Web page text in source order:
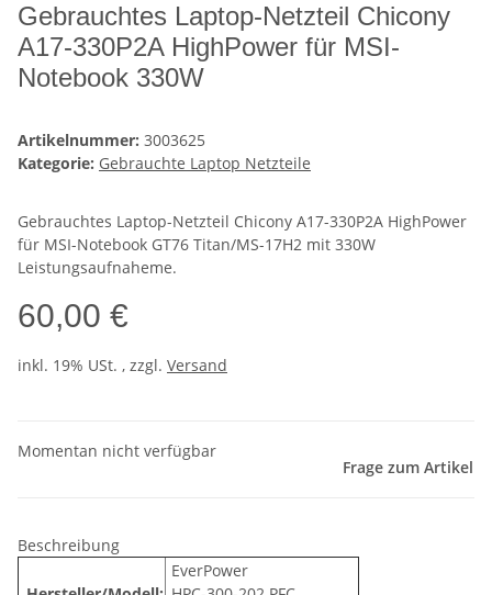
Gebrauchtes Laptop-Netzteil Chicony
A17-330P2A HighPower für MSI-
Notebook 330W
Artikelnummer: 3003625
Kategorie: Gebrauchte Laptop Netzteile
Gebrauchtes Laptop-Netzteil Chicony A17-330P2A HighPower
für MSI-Notebook GT76 Titan/MS-17H2 mit 330W
Leistungsaufnaheme.
60,00 €
inkl. 19% USt. , zzgl. Versand
Momentan nicht verfügbar
Frage zum Artikel
Beschreibung
EverPower